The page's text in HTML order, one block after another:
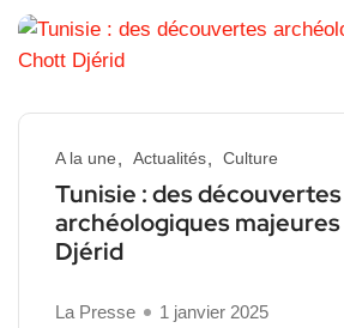
A la une Actualités Culture
Tunisie : des découvertes
archéologiques
Djérid
La Presse
1 janvier 2025